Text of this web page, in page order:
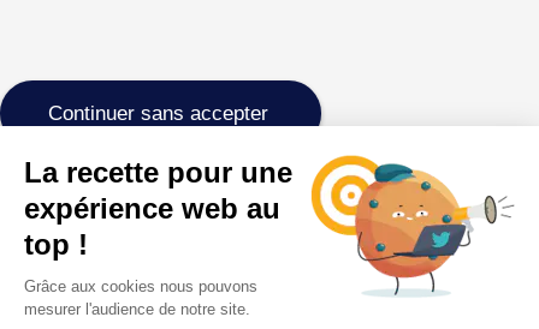
Continuer sans accepter
La recette pour une
expérience web au
top !
Grâce aux cookies nous pouvons
mesurer l'audience de notre site.